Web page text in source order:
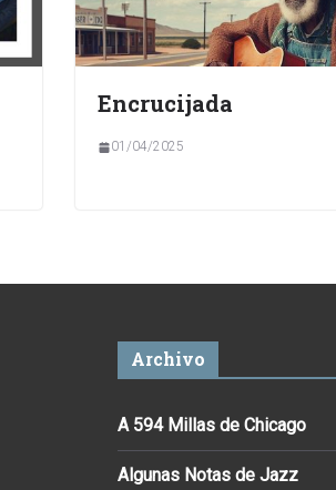
Encrucijada
01/04/2025
Archivo
A 594 Millas de Chicago
Algunas Notas de Jazz